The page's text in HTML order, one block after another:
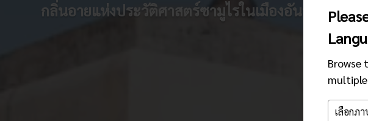
Browse
กลิ่นอายแห่งประวัติศาสตร์ซามูไรในเมืองอันทันสมัย